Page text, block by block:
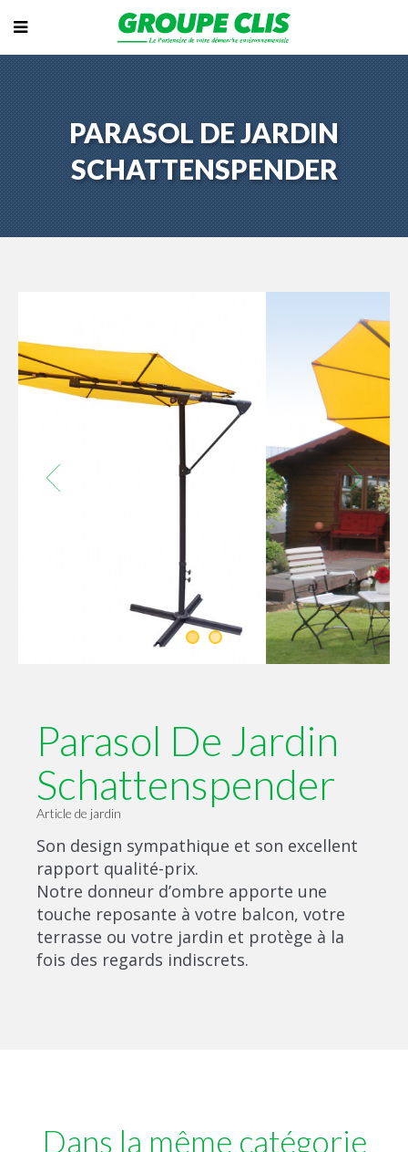
PARASOL DE JARDIN
SCHATTENSPENDER
Parasol De Jardin
Schattenspender
Article de jardin
Son design sympathique et son excellent
rapport qualité-prix.
Notre donneur d’ombre apporte une
touche reposante à votre balcon, votre
terrasse ou votre jardin et protège à la
fois des regards indiscrets.
Dans la même catégorie